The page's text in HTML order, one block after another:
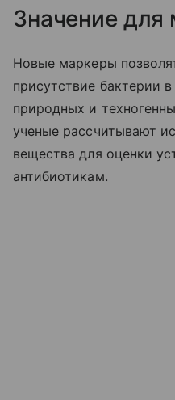
Значение
Новые маркеры
присутствие бактерии
природных и
ученые рассчитывают
вещества для оценки
антибиотикам.